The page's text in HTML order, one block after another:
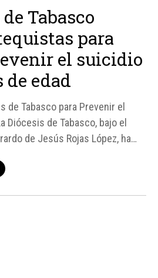
Tabasco
para
el suicidio
de edad
de Tabasco para Prevenir el
Diócesis de Tabasco, bajo el
de Jesús Rojas López, ha
dirigida a menores de edad.